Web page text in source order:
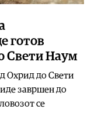
готов
Свети Наум
Охрид до Свети
завршен до
се